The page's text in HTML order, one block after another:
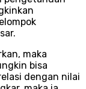
maka
bisa
dengan nilai